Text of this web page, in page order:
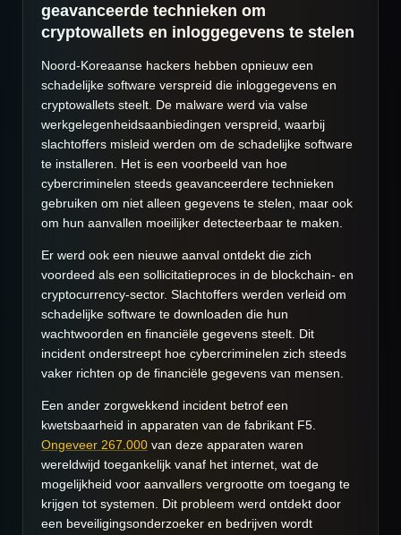
geavanceerde technieken om
cryptowallets en inloggegevens te stelen
Noord-Koreaanse hackers hebben opnieuw een
schadelijke software verspreid die inloggegevens en
cryptowallets steelt. De malware werd via valse
werkgelegenheidsaanbiedingen verspreid, waarbij
slachtoffers misleid werden om de schadelijke software
te installeren. Het is een voorbeeld van hoe
cybercriminelen steeds geavanceerdere technieken
gebruiken om niet alleen gegevens te stelen, maar ook
om hun aanvallen moeilijker detecteerbaar te maken.
Er werd ook een nieuwe aanval ontdekt die zich
voordeed als een sollicitatieproces in de blockchain- en
cryptocurrency-sector. Slachtoffers werden verleid om
schadelijke software te downloaden die hun
wachtwoorden en financiële gegevens steelt. Dit
incident onderstreept hoe cybercriminelen zich steeds
vaker richten op de financiële gegevens van mensen.
Een ander zorgwekkend incident betrof een
kwetsbaarheid in apparaten van de fabrikant F5.
Ongeveer 267.000 van deze apparaten waren
wereldwijd toegankelijk vanaf het internet, wat de
mogelijkheid voor aanvallers vergrootte om toegang te
krijgen tot systemen. Dit probleem werd ontdekt door
een beveiligingsonderzoeker en bedrijven wordt